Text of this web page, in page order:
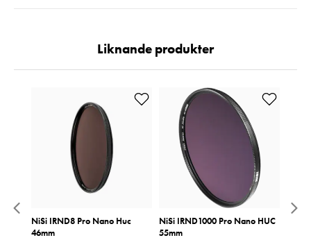
Liknande produkter
NiSi IRND8 Pro Nano Huc
46mm
NiSi IRND1000 Pro Nano HUC
55mm